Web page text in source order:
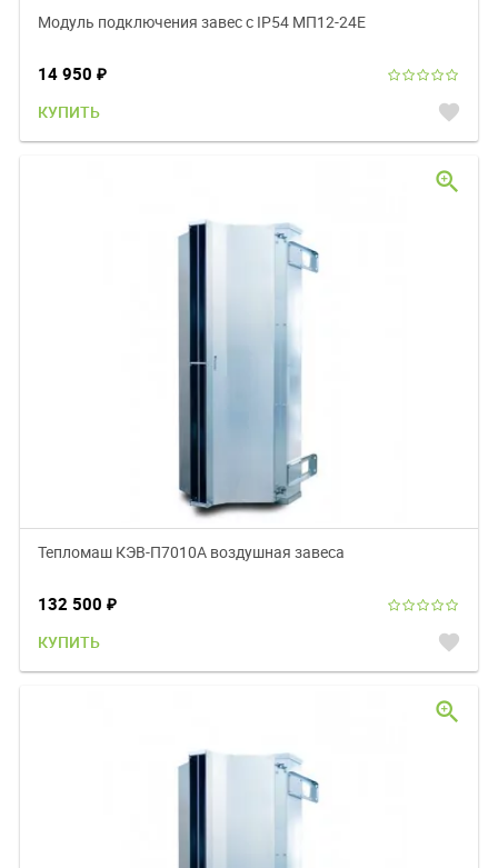
Модуль подключения завес c IP54 МП12-24Е
14 950 ₽
КУПИТЬ favorite
Тепломаш КЭВ-П7010A воздушная завеса
132 500 ₽
КУПИТЬ favorite
zoom_in
zoom_in